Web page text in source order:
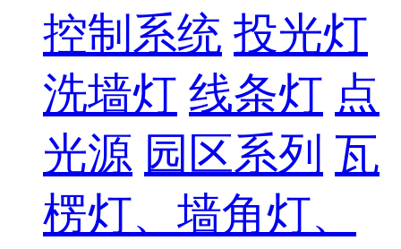
控制系统 投光灯
洗墙灯 线条灯 点
光源 园区系列 瓦
楞灯、墙角灯、